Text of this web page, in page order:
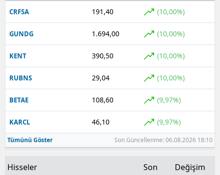
CRFSA 191,40 (10,00%)
GUNDG 1.694,00 (10,00%)
KENT 390,50 (10,00%)
RUBNS 29,04 (10,00%)
BETAE 108,60 (9,97%)
KARCL 46,10 (9,97%)
Tümünü Göster Son Güncellenme: 06.08.2026 18:10
Hisseler Son Değişim